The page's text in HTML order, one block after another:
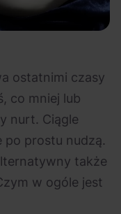
03.08.2026
Monkeys i
Me The
Lustrzane
zespołów z
ostatnimi czasy
co mniej lub
nurt. Ciągle
po prostu nudzą.
także
w ogóle jest